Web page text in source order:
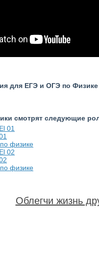
для ЕГЭ и ОГЭ по Физике
смотрят следующие
физике
физике
Облегчи жизнь